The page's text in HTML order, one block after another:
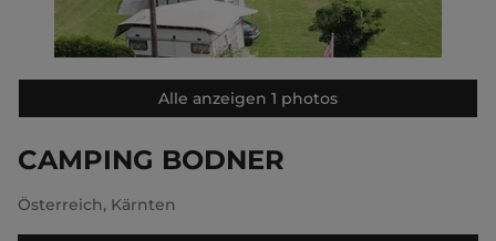
Alle anzeigen 1 photos
CAMPING BODNER
Österreich, Kärnten